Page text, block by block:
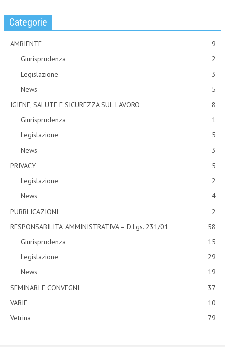
Categorie
AMBIENTE
9
Giurisprudenza
2
Legislazione
3
News
5
IGIENE, SALUTE E SICUREZZA SUL LAVORO
8
Giurisprudenza
1
Legislazione
5
News
3
PRIVACY
5
Legislazione
2
News
4
PUBBLICAZIONI
2
RESPONSABILITA' AMMINISTRATIVA – D.Lgs. 231/01
58
Giurisprudenza
15
Legislazione
29
News
19
SEMINARI E CONVEGNI
37
VARIE
10
Vetrina
79